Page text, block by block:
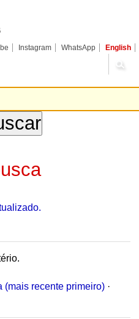
Instagram WhatsApp English
(mais recente primeiro) ·